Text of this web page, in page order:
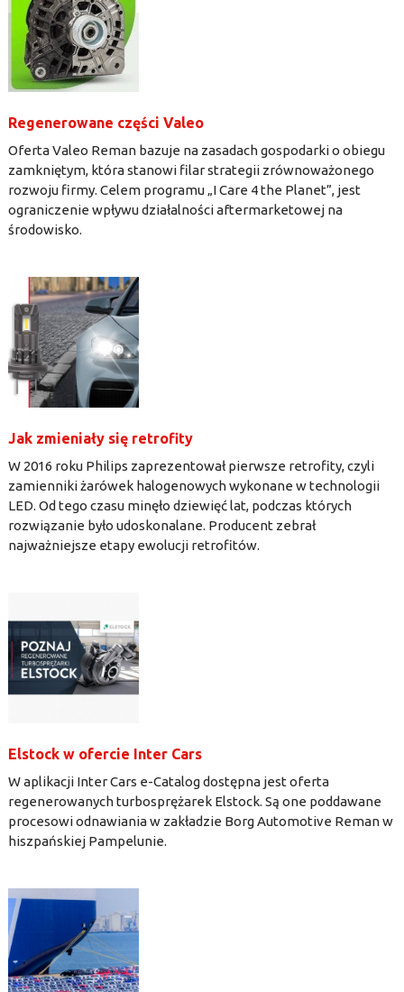
Regenerowane części Valeo
Oferta Valeo Reman bazuje na zasadach gospodarki o obiegu
zamkniętym, która stanowi filar strategii zrównoważonego
rozwoju firmy. Celem programu „I Care 4 the Planet”, jest
ograniczenie wpływu działalności aftermarketowej na
środowisko.
Jak zmieniały się retrofity
W 2016 roku Philips zaprezentował pierwsze retrofity, czyli
zamienniki żarówek halogenowych wykonane w technologii
LED. Od tego czasu minęło dziewięć lat, podczas których
rozwiązanie było udoskonalane. Producent zebrał
najważniejsze etapy ewolucji retrofitów.
Elstock w ofercie Inter Cars
W aplikacji Inter Cars e-Catalog dostępna jest oferta
regenerowanych turbosprężarek Elstock. Są one poddawane
procesowi odnawiania w zakładzie Borg Automotive Reman w
hiszpańskiej Pampelunie.